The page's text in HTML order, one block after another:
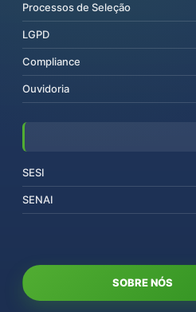
Processos de Seleção
LGPD
Compliance
Ouvidoria
SESI
SENAI
SOBRE NÓS